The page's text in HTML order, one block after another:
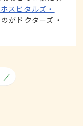
スピタルズ・
がドクターズ・